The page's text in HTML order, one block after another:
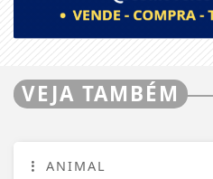
VEJA TAMBÉM
ANIMAL